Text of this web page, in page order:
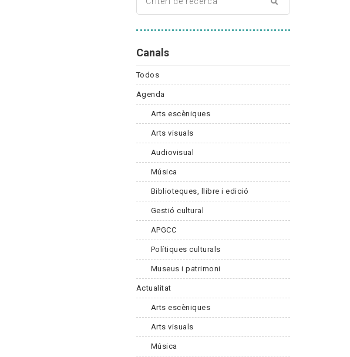
Canals
Todos
Agenda
Arts escèniques
Arts visuals
Audiovisual
Música
Biblioteques, llibre i edició
Gestió cultural
APGCC
Polítiques culturals
Museus i patrimoni
Actualitat
Arts escèniques
Arts visuals
Música